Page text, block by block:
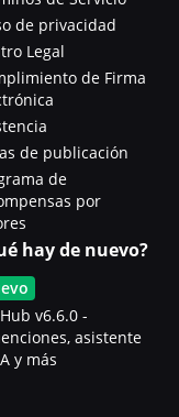
de privacidad
Legal
de Firma
de publicación
de
por
hay de nuevo?
v6.6.0 -
asistente
y más